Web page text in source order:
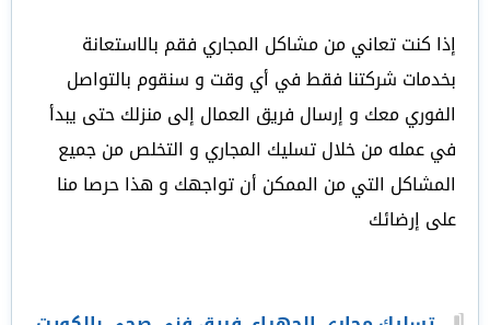
إذا كنت تعاني من مشاكل المجاري فقم بالاستعانة
بخدمات شركتنا فقط في أي وقت و سنقوم بالتواصل
الفوري معك و إرسال فريق العمال إلى منزلك حتى يبدأ
في عمله من خلال تسليك المجاري و التخلص من جميع
المشاكل التي من الممكن أن تواجهك و هذا حرصا منا
على إرضائك